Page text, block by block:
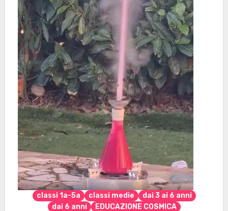
classi 1a-5a classi medie
dai 3 ai 6 anni
dai 6 anni
EDUCAZIONE COSMICA